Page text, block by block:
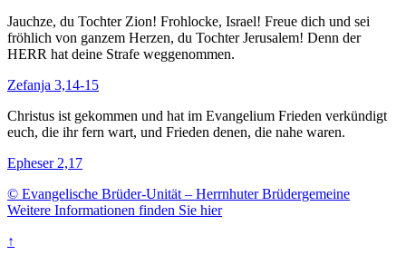
Jauchze, du Tochter Zion! Frohlocke, Israel! Freue dich und sei
fröhlich von ganzem Herzen, du Tochter Jerusalem! Denn der
HERR hat deine Strafe weggenommen.
Zefanja 3,14-15
Christus ist gekommen und hat im Evangelium Frieden verkündigt
euch, die ihr fern wart, und Frieden denen, die nahe waren.
Epheser 2,17
© Evangelische Brüder-Unität – Herrnhuter Brüdergemeine
Weitere Informationen finden Sie hier
↑